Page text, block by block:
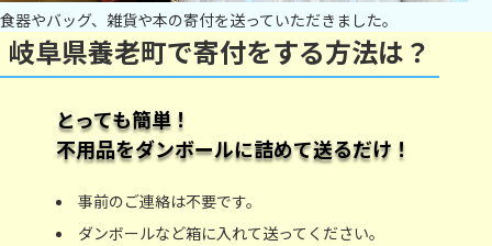
食器やバッグ、雑貨や本の寄付を送っていただきました。
岐阜県養老町で寄付をする方法は？
とっても簡単！
不用品をダンボールに詰めて送るだけ！
事前のご連絡は不要です。
ダンボールなど箱に入れて送ってください。